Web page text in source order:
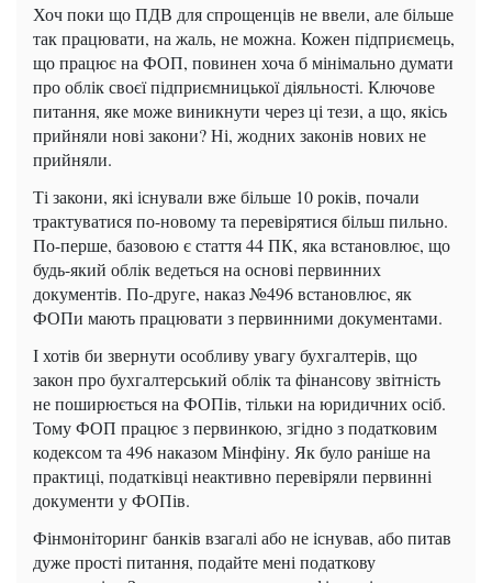
Хоч поки що ПДВ для спрощенців не ввели, але більше
так працювати, на жаль, не можна. Кожен підприємець,
що працює на ФОП, повинен хоча б мінімально думати
про облік своєї підприємницької діяльності. Ключове
питання, яке може виникнути через ці тези, а що, якісь
прийняли нові закони?Ні, жодних законів нових не
прийняли.
Ті закони, які існували вже більше 10 років, почали
трактуватися по-новому та перевірятися більш пильно.
По-перше, базовою є стаття 44 ПК, яка встановлює, що
будь-який облік ведеться на основі первинних
документів. По-друге, наказ №496 встановлює, як
ФОПи мають працювати з первинними документами.
І хотів би звернути особливу увагу бухгалтерів, що
закон про бухгалтерський облік та фінансову звітність
не поширюється на ФОПів, тільки на юридичних осіб.
Тому ФОП працює з первинкою, згідно з податковим
кодексом та 496 наказом Мінфіну. Як було раніше на
практиці, податківці неактивно перевіряли первинні
документи у ФОПів.
Фінмоніторинг банків взагалі або не існував, або питав
дуже прості питання, подайте мені податкову